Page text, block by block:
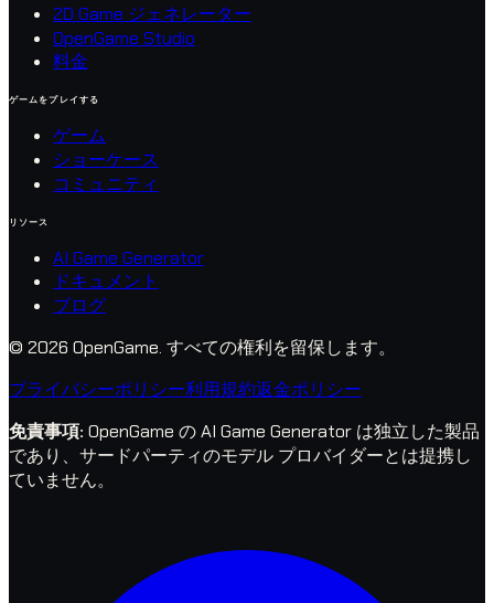
2D Game ジェネレーター
OpenGame Studio
料金
ゲームをプレイする
ゲーム
ショーケース
コミュニティ
リソース
AI Game Generator
ドキュメント
ブログ
© 2026 OpenGame. すべての権利を留保します。
プライバシーポリシー利用規約返金ポリシー
免責事項: OpenGame の AI Game Generator は独立した製品
であり、サードパーティのモデル プロバイダーとは提携し
ていません。